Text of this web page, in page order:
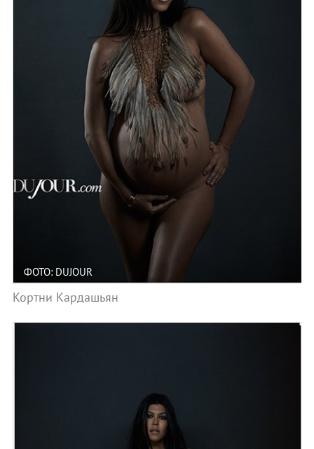
ФОТО: DUJOUR
Кортни Кардашьян